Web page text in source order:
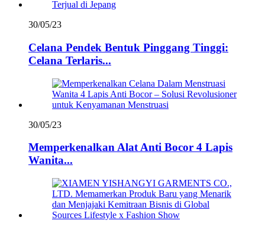
30/05/23
Celana Pendek Bentuk Pinggang Tinggi:
Celana Terlaris...
30/05/23
Memperkenalkan Alat Anti Bocor 4 Lapis
Wanita...